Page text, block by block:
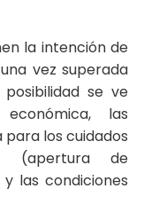
la intención de
vez superada
se ve
las
los cuidados
(apertura de
las condiciones